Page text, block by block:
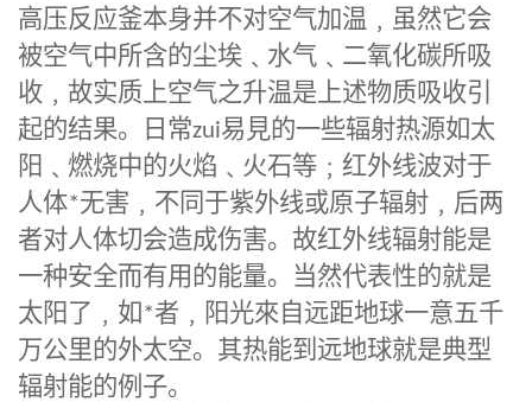
高压反应釜本身并不对空气加温﹐虽然它会
被空气中所含的尘埃﹑水气﹑二氧化碳所吸
收﹐故实质上空气之升温是上述物质吸收引
起的结果。日常zui易見的一些辐射热源如太
阳﹑燃烧中的火焰﹑火石等﹔红外线波对于
人体*无害﹐不同于紫外线或原子辐射﹐后两
者对人体切会造成伤害。故红外线辐射能是
一种安全而有用的能量。当然代表性的就是
太阳了﹐如 *者﹐阳光來自远距地球一意五千
万公里的外太空。其热能到远地球就是典型
辐射能的例子。